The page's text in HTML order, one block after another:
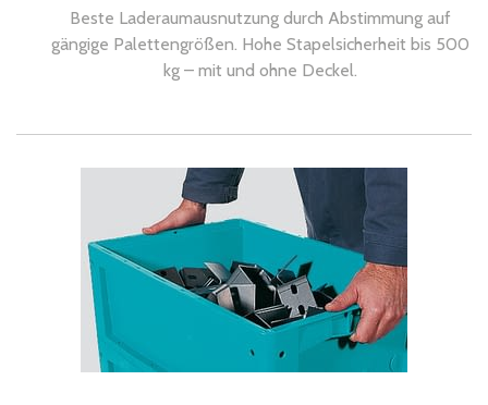
Beste Laderaumausnutzung durch Abstimmung auf
gängige Palettengrößen. Hohe Stapelsicherheit bis 500
kg – mit und ohne Deckel.